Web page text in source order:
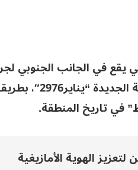
في الجانب الجنوبي
البويرة، للاحتفال
في تاريخ المنطقة.
الهوية الأمازيغية